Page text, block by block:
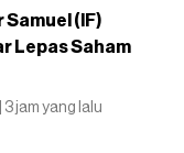
Samuel (IF)
Lepas Saham
| 3 jam yang lalu